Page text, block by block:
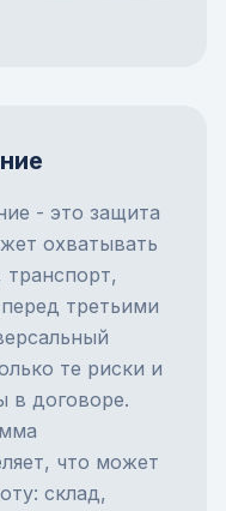
- это защита
охватывать
третьими
те риски и
в договоре.
что может
склад,